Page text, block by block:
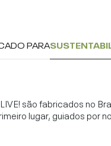
PARA
são fabricados no
lugar, guiados por